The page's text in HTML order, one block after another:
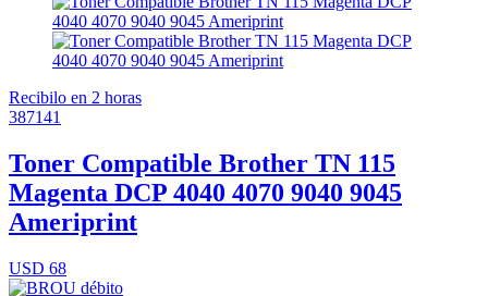
Recibilo en 2 horas
387141
Toner Compatible Brother TN 115
Magenta DCP 4040 4070 9040 9045
Ameriprint
USD 68